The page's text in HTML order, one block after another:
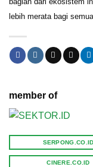
lebih merata bagi
member of
SERPONG.CO.ID
CINERE.CO.ID